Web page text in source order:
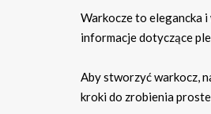
Warkocze to elegancka
informacje dotyczące
Aby stworzyć warkocz,
kroki do zrobienia